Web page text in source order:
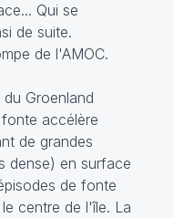
Qui se
de suite.
de l'AMOC.
Groenland
accélère
de grandes
dense) en surface
de fonte
centre de l'île. La